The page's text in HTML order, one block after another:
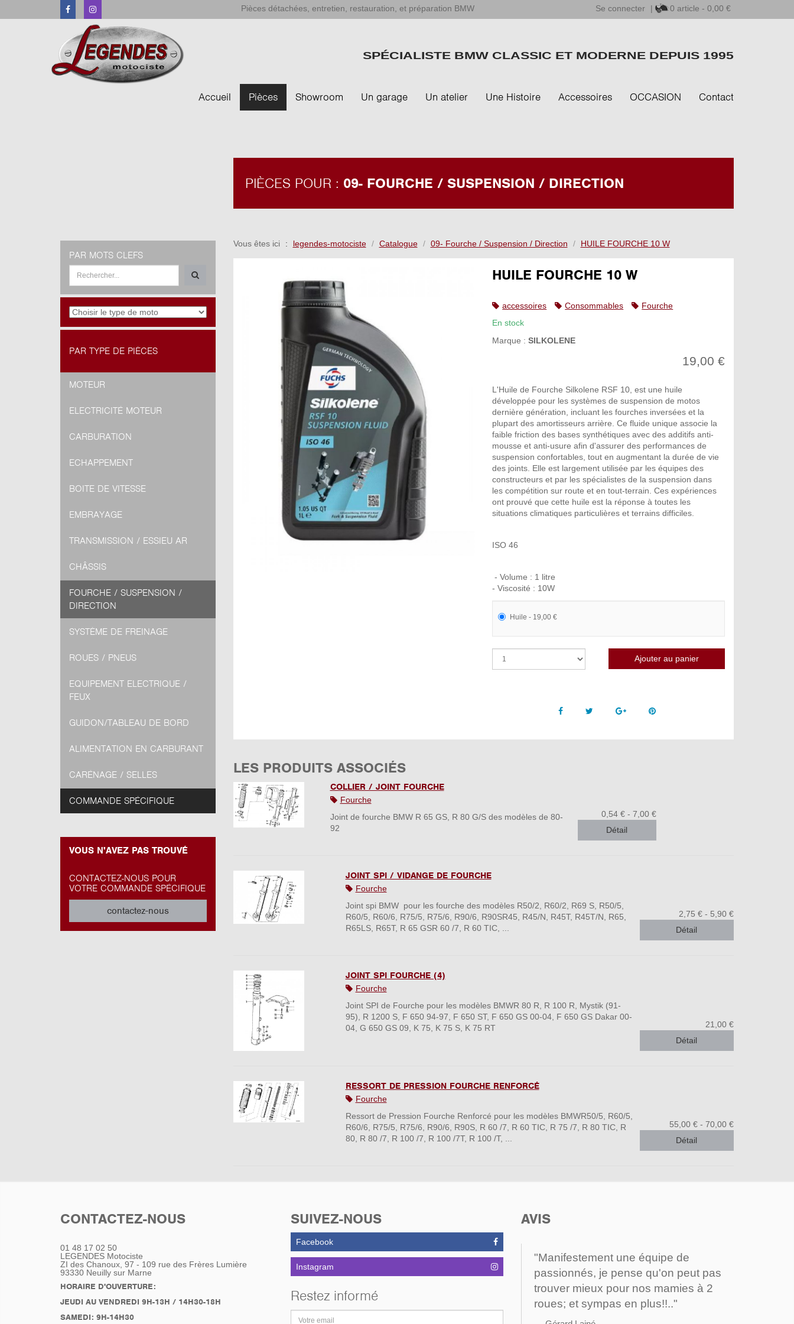
FacebookInstagram Pièces détachées, entretien, restauration, et préparation BMW Se connecter | 0 article - 0,00 €
SPÉCIALISTE BMW CLASSIC ET MODERNE DEPUIS 1995
Accueil Pièces Showroom Un garage Un atelier Une Histoire Accessoires OCCASION Contact
PIÈCES POUR : 09- FOURCHE / SUSPENSION / DIRECTION
Vous êtes ici legendes-motociste Catalogue 09- Fourche / Suspension / Direction HUILE FOURCHE 10 W
HUILE FOURCHE 10 W
accessoires Consommables
Fourche
En stock
Marque :SILKOLENE
19,00 €
L'Huile de Fourche Silkolene RSF 10, est une huile
développée pour les systèmes de suspension de motos
dernière génération, incluant les fourches inversées et la
plupart des amortisseurs arrière. Ce fluide unique associe la
faible friction des bases synthétiques avec des additifs anti-
mousse et anti-usure afin d'assurer des performances de
suspension confortables, tout en augmentant la durée de vie
des joints. Elle est largement utilisée par les équipes des
constructeurs et par les spécialistes de la suspension dans
les compétition sur route et en tout-terrain. Ces expériences
ont prouvé que cette huile est la réponse à toutes les
situations climatiques particulières et terrains difficiles.
ISO 46
- Volume : 1 litre
- Viscosité : 10W
Huile - 19,00 €
Facebook Twitter Google +Pinterest
LES PRODUITS ASSOCIÉS
COLLIER / JOINT FOURCHE
Fourche
Joint de fourche BMW R 65 GS, R 80 G/S des modèles de 80-
92
0,54 € - 7,00 €
Détail
JOINT SPI / VIDANGE DE FOURCHE
Fourche
Joint spi BMW pour les fourche des modèles R50/2, R60/2, R69 S, R50/5,
R60/5, R60/6, R75/5, R75/6, R90/6, R90SR45, R45/N, R45T, R45T/N, R65,
R65LS, R65T, R 65 GSR 60 /7, R 60 TIC, ...
2,75 € - 5,90 €
Détail
JOINT SPI FOURCHE (4)
Fourche
Joint SPI de Fourche pour les modèles BMWR 80 R, R 100 R, Mystik (91-
95), R 1200 S, F 650 94-97, F 650 ST, F 650 GS 00-04, F 650 GS Dakar 00-
04, G 650 GS 09, K 75, K 75 S, K 75 RT
21,00 €
Détail
RESSORT DE PRESSION FOURCHE RENFORCÉ
Fourche
Ressort de Pression Fourche Renforcé pour les modèles BMWR50/5, R60/5,
R60/6, R75/5, R75/6, R90/6, R90S, R 60 /7, R 60 TIC, R 75 /7, R 80 TIC, R
80, R 80 /7, R 100 /7, R 100 /7T, R 100 /T, ...
55,00 € - 70,00 €
Détail
PAR MOTS CLEFS
PAR TYPE DE PIÈCES
MOTEUR
ELECTRICITÉ MOTEUR
CARBURATION
ECHAPPEMENT
BOITE DE VITESSE
EMBRAYAGE
TRANSMISSION / ESSIEU AR
CHÂSSIS
FOURCHE / SUSPENSION /
DIRECTION
SYSTÈME DE FREINAGE
ROUES / PNEUS
EQUIPEMENT ELECTRIQUE /
FEUX
GUIDON/TABLEAU DE BORD
ALIMENTATION EN CARBURANT
CARÉNAGE / SELLES
COMMANDE SPÉCIFIQUE
VOUS N'AVEZ PAS TROUVÉ
CONTACTEZ-NOUS POUR
VOTRE COMMANDE SPÉCIFIQUE
contactez-nous
CONTACTEZ-NOUS
01 48 17 02 50
LEGENDES Motociste
ZI des Chanoux, 97 - 109 rue des Frères Lumière
93330 Neuilly sur Marne
HORAIRE D'OUVERTURE:
JEUDI AU VENDREDI 9H-13H / 14H30-18H
SAMEDI: 9H-14H30
SUIVEZ-NOUS
Facebook
Instagram
Restez informé
AVIS
"Manifestement une équipe de
passionnés, je pense qu'on peut pas
trouver mieux pour nos mamies à 2
roues; et sympas en plus!!.."